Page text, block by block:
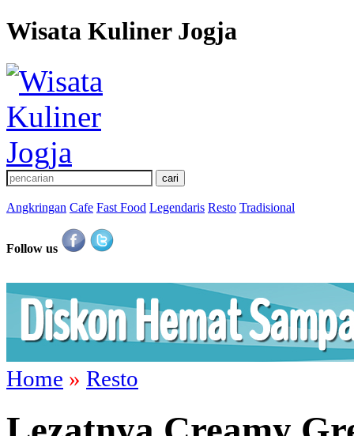
Wisata Kuliner Jogja
Angkringan Cafe Fast Food Legendaris Resto Tradisional
Follow us
Home » Resto